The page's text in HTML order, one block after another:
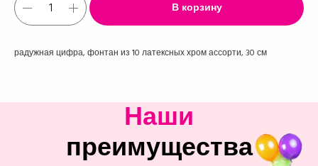
В корзину
радужная цифра, фонтан из 10 латексных хром ассорти, 30 см
Наши
преимущества